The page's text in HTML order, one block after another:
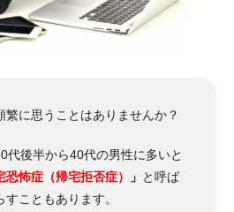
繁に思うことはありませんか？
代後半から40代の男性に多いと
恐怖症（帰宅拒否症） 」 と呼ば
こともあります。